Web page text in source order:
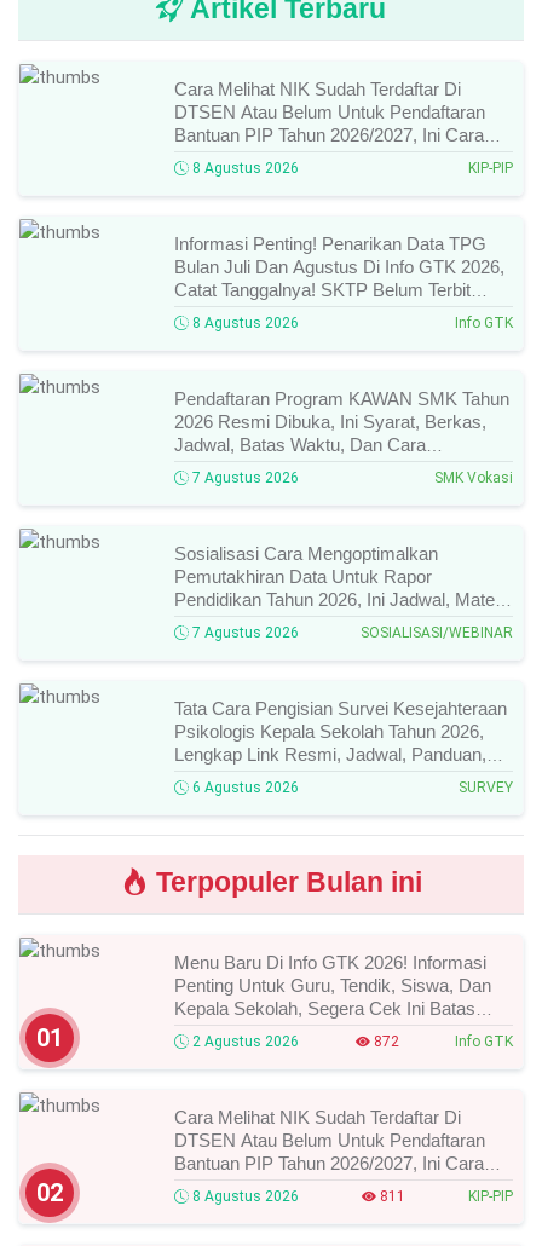
Artikel Terbaru
Cara Melihat NIK Sudah Terdaftar Di
DTSEN Atau Belum Untuk Pendaftaran
Bantuan PIP Tahun 2026/2027, Ini Cara
Cek Dan Syarat Perubahan Desil!
8 Agustus 2026 KIP-PIP
Informasi Penting! Penarikan Data TPG
Bulan Juli Dan Agustus Di Info GTK 2026,
Catat Tanggalnya! SKTP Belum Terbit
Januari–Juni, Ini Prosesnya!
8 Agustus 2026 Info GTK
Pendaftaran Program KAWAN SMK Tahun
2026 Resmi Dibuka, Ini Syarat, Berkas,
Jadwal, Batas Waktu, Dan Cara
Pendaftarannya!
7 Agustus 2026 SMK Vokasi
Sosialisasi Cara Mengoptimalkan
Pemutakhiran Data Untuk Rapor
Pendidikan Tahun 2026, Ini Jadwal, Materi,
Narasumber, Dan Link Mengikutinya!
7 Agustus 2026 SOSIALISASI/WEBINAR
Tata Cara Pengisian Survei Kesejahteraan
Psikologis Kepala Sekolah Tahun 2026,
Lengkap Link Resmi, Jadwal, Panduan,
Dan Hal Yang Wajib Diperhatikan!
6 Agustus 2026 SURVEY
Terpopuler Bulan ini
01
Menu Baru Di Info GTK 2026! Informasi
Penting Untuk Guru, Tendik, Siswa, Dan
Kepala Sekolah, Segera Cek Ini Batas
Waktunya!
2 Agustus 2026 872 Info GTK
02
Cara Melihat NIK Sudah Terdaftar Di
DTSEN Atau Belum Untuk Pendaftaran
Bantuan PIP Tahun 2026/2027, Ini Cara
Cek Dan Syarat Perubahan Desil!
8 Agustus 2026 811 KIP-PIP